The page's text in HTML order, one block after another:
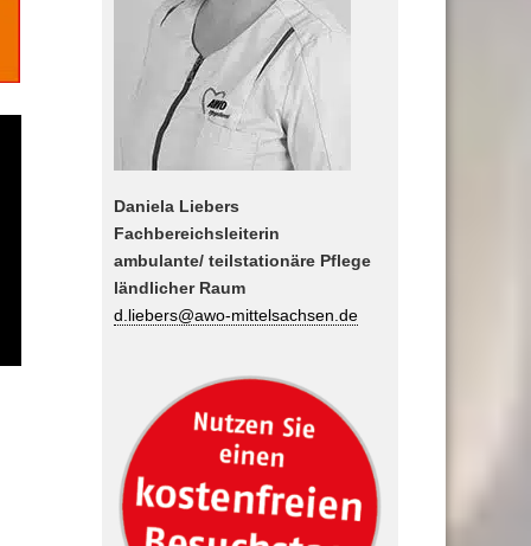
Daniela Liebers
Fachbereichsleiterin
ambulante/ teilstationäre Pflege
ländlicher Raum
d.liebers@awo-mittelsachsen.de